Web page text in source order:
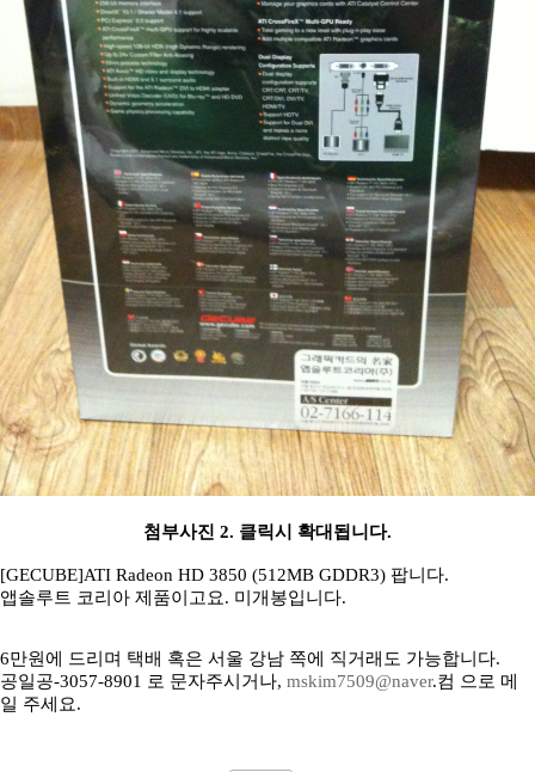
첨부사진 2. 클릭시 확대됩니다.
[GECUBE]ATI Radeon HD 3850 (512MB GDDR3) 팝니다.
앱솔루트 코리아 제품이고요. 미개봉입니다.
6만원에 드리며 택배 혹은 서울 강남 쪽에 직거래도 가능합니다.
공일공-3057-8901 로 문자주시거나, mskim7509@naver.컴 으로 메
일 주세요.